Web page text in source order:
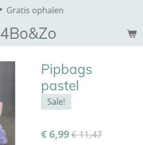
4Bo&Zo
Gratis ophalen
Pipbags
pastel
Sale!
€ 6,99€ 11,47